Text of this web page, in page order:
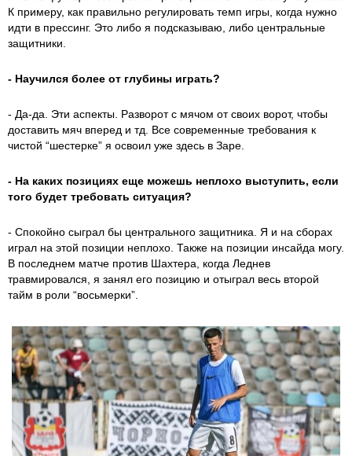
К примеру, как правильно регулировать темп игры, когда нужно
идти в прессинг. Это либо я подсказываю, либо центральные
защитники.
- Научился более от глубины играть?
- Да-да. Эти аспекты. Разворот с мячом от своих ворот, чтобы
доставить мяч вперед и тд. Все современные требования к
чистой “шестерке” я освоил уже здесь в Заре.
- На каких позициях еще можешь неплохо выступить, если
того будет требовать ситуация?
- Спокойно сыграл бы центрального защитника. Я и на сборах
играл на этой позиции неплохо. Также на позиции инсайда могу.
В последнем матче против Шахтера, когда Леднев
травмировался, я занял его позицию и отыграл весь второй
тайм в роли “восьмерки”.